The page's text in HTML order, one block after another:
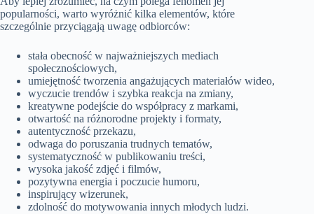
popularności, warto wyróżnić kilka elementów, które
szczególnie przyciągają uwagę odbiorców:
stała obecność w najważniejszych mediach
społecznościowych,
umiejętność tworzenia angażujących materiałów wideo,
wyczucie trendów i szybka reakcja na zmiany,
kreatywne podejście do współpracy z markami,
otwartość na różnorodne projekty i formaty,
autentyczność przekazu,
odwaga do poruszania trudnych tematów,
systematyczność w publikowaniu treści,
wysoka jakość zdjęć i filmów,
pozytywna energia i poczucie humoru,
inspirujący wizerunek,
zdolność do motywowania innych młodych ludzi.